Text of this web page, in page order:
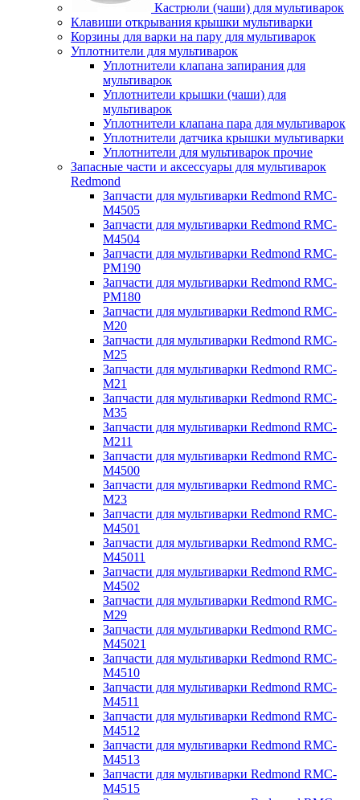
Кастрюли (чаши) для мультиварок
Клавиши открывания крышки мультиварки
Корзины для варки на пару для мультиварок
Уплотнители для мультиварок
Уплотнители клапана запирания для
мультиварок
Уплотнители крышки (чаши) для
мультиварок
Уплотнители клапана пара для мультиварок
Уплотнители датчика крышки мультиварки
Уплотнители для мультиварок прочие
Запасные части и аксессуары для мультиварок
Redmond
Запчасти для мультиварки Redmond RMC-
M4505
Запчасти для мультиварки Redmond RMC-
M4504
Запчасти для мультиварки Redmond RMC-
PM190
Запчасти для мультиварки Redmond RMC-
PM180
Запчасти для мультиварки Redmond RMC-
M20
Запчасти для мультиварки Redmond RMC-
M25
Запчасти для мультиварки Redmond RMC-
M21
Запчасти для мультиварки Redmond RMC-
M35
Запчасти для мультиварки Redmond RMC-
M211
Запчасти для мультиварки Redmond RMC-
M4500
Запчасти для мультиварки Redmond RMC-
M23
Запчасти для мультиварки Redmond RMC-
M4501
Запчасти для мультиварки Redmond RMC-
M45011
Запчасти для мультиварки Redmond RMC-
M4502
Запчасти для мультиварки Redmond RMC-
M29
Запчасти для мультиварки Redmond RMC-
M45021
Запчасти для мультиварки Redmond RMC-
M4510
Запчасти для мультиварки Redmond RMC-
M4511
Запчасти для мультиварки Redmond RMC-
M4512
Запчасти для мультиварки Redmond RMC-
M4513
Запчасти для мультиварки Redmond RMC-
M4515